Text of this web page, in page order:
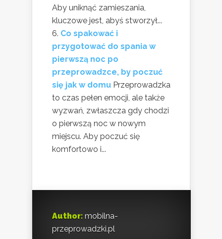
Aby uniknąć zamieszania,
kluczowe jest, abyś stworzył...
Co spakować i
przygotować do spania w
pierwszą noc po
przeprowadzce, by poczuć
się jak w domu Przeprowadzka
to czas pełen emocji, ale także
wyzwań, zwłaszcza gdy chodzi
o pierwszą noc w nowym
miejscu. Aby poczuć się
komfortowo i...
Author: mobilna-
przeprowadzki.pl